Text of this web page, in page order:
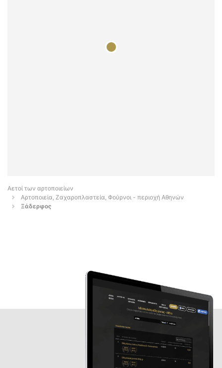
Αετοί των αρτοποιείων
Αρτοποιεία, Ζαχαροπλαστεία, Φούρνοι - περιοχή Αθηνών
Ξάδερφος